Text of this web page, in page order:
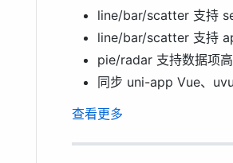
line/bar/scatter 支持
line/bar/scatter 支持
pie/radar 支持数据项
同步 uni-app Vue、
查看更多